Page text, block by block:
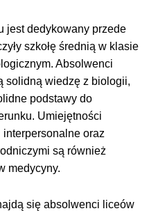
jest dedykowany przede
szkołę średnią w klasie
Absolwenci
solidną wiedzę z biologii,
podstawy do
Umiejętności
oraz
są również
medycyny.
się absolwenci liceów